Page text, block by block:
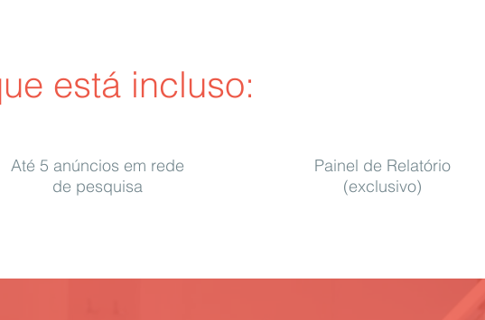
está incluso:
Até 5 anúncios em rede
de pesquisa
Painel de Relatório
(exclusivo)